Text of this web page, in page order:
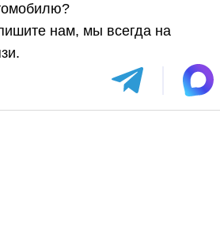
нам, мы всегда на